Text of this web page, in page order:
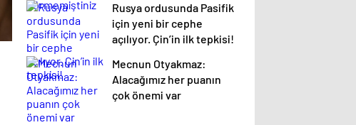
Rusya ordusunda Pasifik
için yeni bir cephe
açılıyor. Çin’in ilk tepkisi!
Mecnun Otyakmaz:
Alacağımız her puanın
çok önemi var